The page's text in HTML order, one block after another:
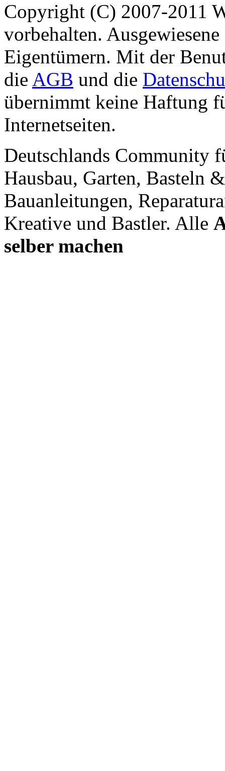
Copyright (C) 2007-2011
vorbehalten.
Eigentümern. Mit der
die AGB und die
übernimmt keine Haftung
Internetseiten.
Deutschlands Community
Hausbau, Garten, Basteln
Bauanleitungen,
Kreative und Bastler. Alle
selber machen